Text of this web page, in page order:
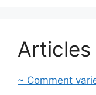
~ Comment